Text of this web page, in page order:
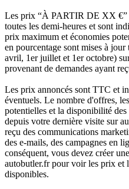
Les prix “À PARTIR DE XX €”
toutes les demi-heures et sont
prix maximum et économies
en pourcentage sont mises à
avril, 1er juillet et 1er octobre)
provenant de demandes ayant
Les prix annoncés sont TTC et
éventuels. Le nombre d'offres,
potentielles et la disponibilité
depuis votre dernière visite sur
reçu des communications
des e-mails, des campagnes en
conséquent, vous devez créer
autobutler.fr pour voir les prix et
disponibles.